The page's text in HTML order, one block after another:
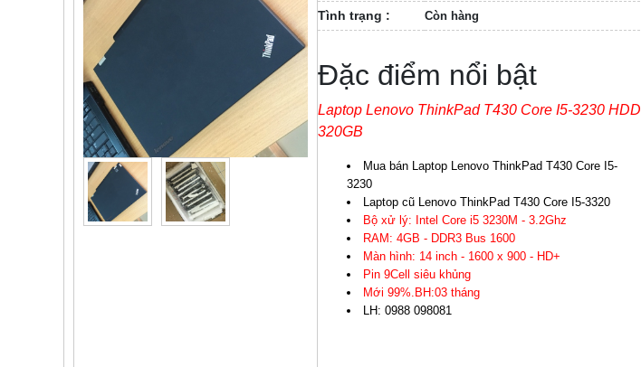
Tình trạng : Còn hàng
Đặc điểm nổi bật
Laptop Lenovo ThinkPad T430 Core I5-3230 HDD
320GB
Mua bán Laptop Lenovo ThinkPad T430 Core I5-
3230
Laptop cũ Lenovo ThinkPad T430 Core I5-3320
Bộ xử lý: Intel Core i5 3230M - 3.2Ghz
RAM: 4GB - DDR3 Bus 1600
Màn hình: 14 inch - 1600 x 900 - HD+
Pin 9Cell siêu khủng
Mới 99%.BH:03 tháng
LH: 0988 098081